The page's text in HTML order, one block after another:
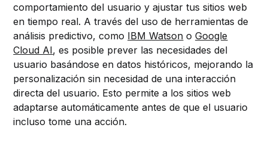
comportamiento del usuario y ajustar tus sitios web
en tiempo real. A través del uso de herramientas de
análisis predictivo, como IBM Watson oGoogle
Cloud AI, es posible prever las necesidades del
usuario basándose en datos históricos, mejorando la
personalización sin necesidad de una interacción
directa del usuario. Esto permite a los sitios web
adaptarse automáticamente antes de que el usuario
incluso tome una acción.